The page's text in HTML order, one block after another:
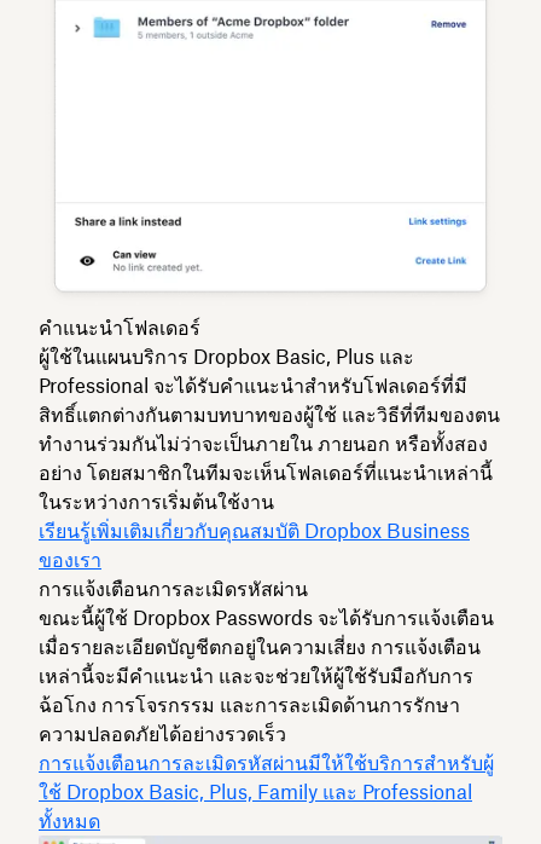
คำแนะนำโฟลเดอร์
ผู้ใช้ในแผนบริการ Dropbox Basic, Plus และ
Professional จะได้รับคำแนะนำสำหรับโฟลเดอร์ที่มี
สิทธิ์แตกต่างกันตามบทบาทของผู้ใช้ และวิธีที่ทีมของตน
ทำงานร่วมกันไม่ว่าจะเป็นภายใน ภายนอก หรือทั้งสอง
อย่าง โดยสมาชิกในทีมจะเห็นโฟลเดอร์ที่แนะนำเหล่านี้
ในระหว่างการเริ่มต้นใช้งาน
เรียนรู้เพิ่มเติมเกี่ยวกับคุณสมบัติ Dropbox Business
ของเรา
การแจ้งเตือนการละเมิดรหัสผ่าน
ขณะนี้ผู้ใช้ Dropbox Passwords จะได้รับการแจ้งเตือน
เมื่อรายละเอียดบัญชีตกอยู่ในความเสี่ยง การแจ้งเตือน
เหล่านี้จะมีคำแนะนำ และจะช่วยให้ผู้ใช้รับมือกับการ
ฉ้อโกง การโจรกรรม และการละเมิดด้านการรักษา
ความปลอดภัยได้อย่างรวดเร็ว
การแจ้งเตือนการละเมิดรหัสผ่านมีให้ใช้บริการสำหรับผู้
ใช้ Dropbox Basic, Plus, Family และ Professional
ทั้งหมด